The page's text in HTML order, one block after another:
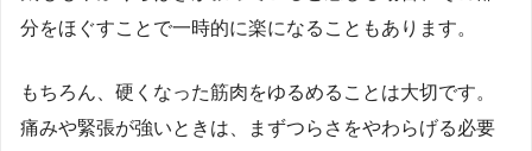
分をほぐすことで一時的に楽になることもあります。
もちろん、硬くなった筋肉をゆるめることは大切です。
痛みや緊張が強いときは、まずつらさをやわらげる必要